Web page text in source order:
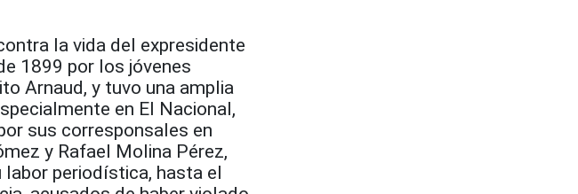
la vida del expresidente
1899 por los jóvenes
Arnaud, y tuvo una amplia
en El Nacional,
sus corresponsales en
y Rafael Molina Pérez,
periodística, hasta el